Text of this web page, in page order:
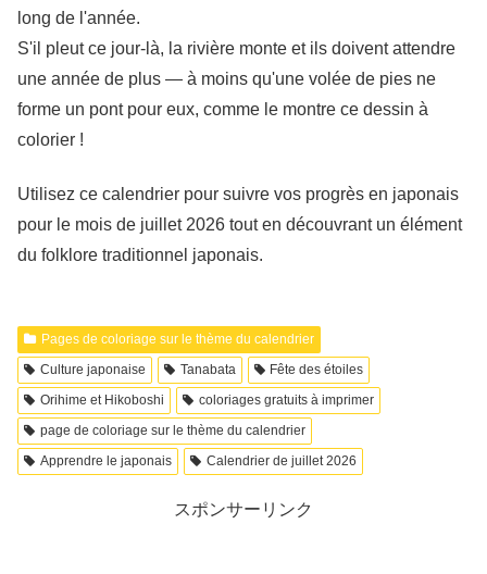
long de l'année.
S'il pleut ce jour-là, la rivière monte et ils doivent attendre
une année de plus — à moins qu'une volée de pies ne
forme un pont pour eux, comme le montre ce dessin à
colorier !
Utilisez ce calendrier pour suivre vos progrès en japonais
pour le mois de juillet 2026 tout en découvrant un élément
du folklore traditionnel japonais.
Pages de coloriage sur le thème du calendrier
Culture japonaise
Tanabata
Fête des étoiles
Orihime et Hikoboshi
coloriages gratuits à imprimer
page de coloriage sur le thème du calendrier
Apprendre le japonais
Calendrier de juillet 2026
スポンサーリンク